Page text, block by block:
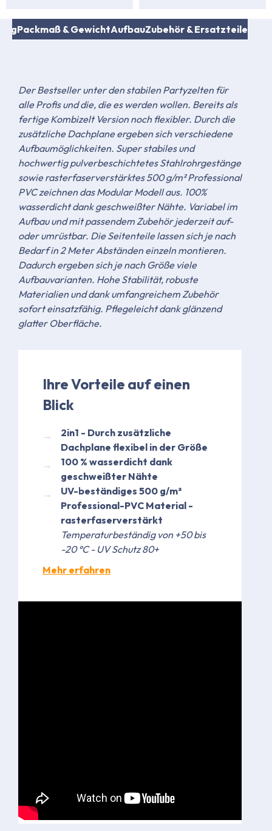
Packmaß & GewichtAufbauZubehör & Ersatzteile
Der Bestseller unter den stabilen Partyzelten für
alle Profis und die, die es werden wollen. Bereits als
fertige Kombizelt Version noch flexibler. Durch die
zusätzliche Dachplane ergeben sich verschiedene
Aufbaumöglichkeiten. Super stabiles und
hochwertig pulverbeschichtetes Stahlrohrgestänge
sowie rasterfaserverstärktes 500 g/m² Professional
PVC zeichnen das Modular Modell aus. 100%
wasserdicht dank geschweißter Nähte. Variabel im
Aufbau und mit passendem Zubehör jederzeit auf-
oder umrüstbar. Die Seitenteile lassen sich je nach
Bedarf in 2 Meter Abständen einzeln montieren.
Dadurch ergeben sich je nach Größe viele
Aufbauvarianten. Hohe Stabilität, robuste
Materialien und dank umfangreichem Zubehör
sofort einsatzfähig. Pflegeleicht dank glänzend
glatter Oberfläche.
Ihre Vorteile auf einen
Blick
2in1 - Durch zusätzliche
Dachplane flexibel in der Größe
​100 % wasserdicht dank
geschweißter Nähte​
UV-beständiges 500 g/m²
Professional-PVC Material -
rasterfaserverstärkt
Temperaturbeständig von +50 bis
-20 °C - UV Schutz 80+
Mehr erfahren